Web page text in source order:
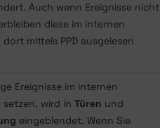
Auch wenn Ereignisse nicht
diese im internen
mittels PPD ausgelesen
Ereignisse im internen
setzen, wird in Türen und
eingeblendet. Wenn Sie